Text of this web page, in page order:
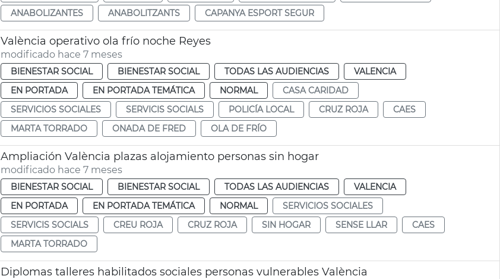
ANABOLIZANTES
ANABOLITZANTS CAPANYA ESPORT SEGUR
València operativo ola frío noche Reyes
modificado hace 7 meses
BIENESTAR SOCIAL BIENESTAR SOCIAL TODAS LAS AUDIENCIAS
VALENCIA
EN PORTADA
EN PORTADA TEMÁTICA NORMAL
CASA CARIDAD
SERVICIOS SOCIALES
SERVICIS SOCIALS POLICÍA LOCAL CRUZ ROJA
CAES
MARTA TORRADO
ONADA DE FRED OLA DE FRÍO
Ampliación València plazas alojamiento personas sin hogar
modificado hace 7 meses
BIENESTAR SOCIAL BIENESTAR SOCIAL TODAS LAS AUDIENCIAS
VALENCIA
EN PORTADA
EN PORTADA TEMÁTICA NORMAL
SERVICIOS SOCIALES
SERVICIS SOCIALS
CREU ROJA CRUZ ROJA SIN HOGAR SENSE LLAR
CAES
MARTA TORRADO
Diplomas talleres habilitados sociales personas vulnerables València